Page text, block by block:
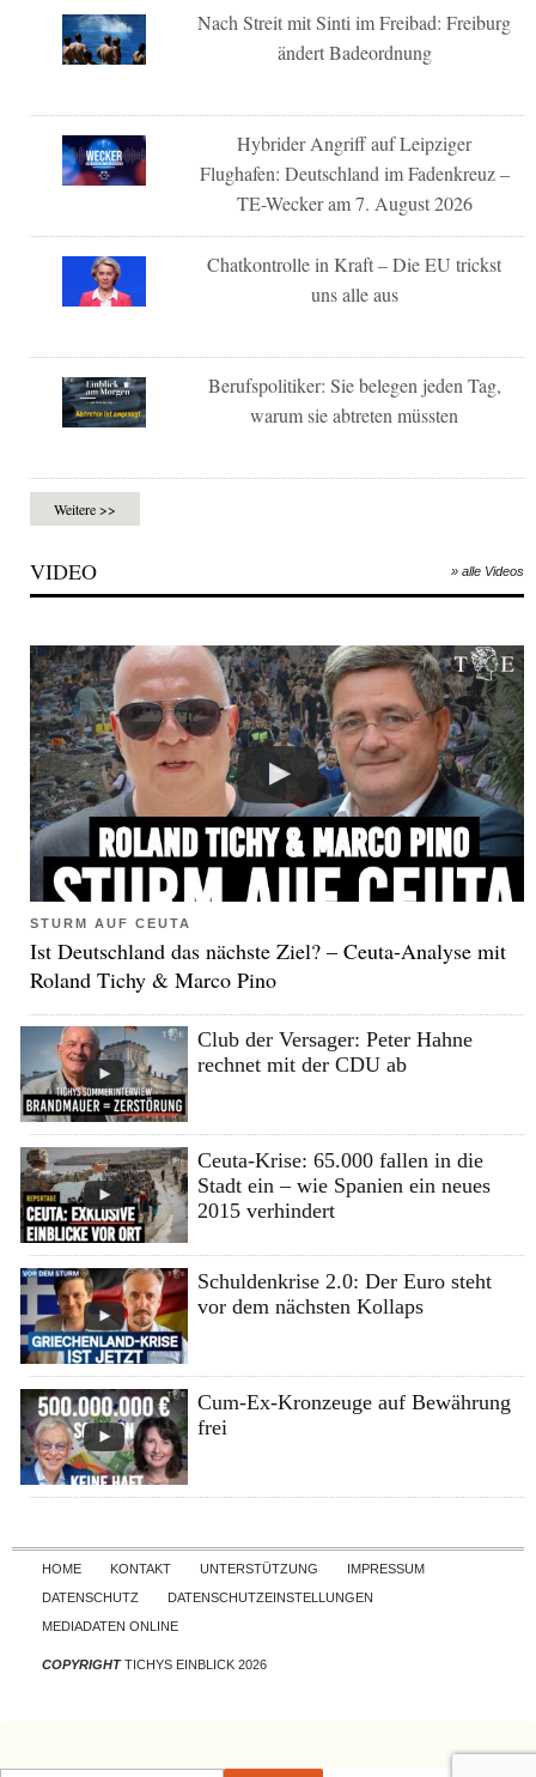
Nach Streit mit Sinti im Freibad: Freiburg
ändert Badeordnung
Hybrider Angriff auf Leipziger
Flughafen: Deutschland im Fadenkreuz –
TE-Wecker am 7. August 2026
Chatkontrolle in Kraft – Die EU trickst
uns alle aus
Berufspolitiker: Sie belegen jeden Tag,
warum sie abtreten müssten
Weitere >>
VIDEO » alle Videos
STURM AUF CEUTA
Ist Deutschland das nächste Ziel? – Ceuta-Analyse mit
Roland Tichy & Marco Pino
Club der Versager: Peter Hahne
rechnet mit der CDU ab
Ceuta-Krise: 65.000 fallen in die
Stadt ein – wie Spanien ein neues
2015 verhindert
Schuldenkrise 2.0: Der Euro steht
vor dem nächsten Kollaps
Cum-Ex-Kronzeuge auf Bewährung
frei
Skip to content
HOME KONTAKT UNTERSTÜTZUNG
IMPRESSUM
DATENSCHUTZ
DATENSCHUTZEINSTELLUNGEN
MEDIADATEN ONLINE
COPYRIGHTTICHYS EINBLICK 2026